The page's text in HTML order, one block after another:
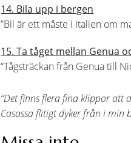
14. Bila upp i bergen
”Bil är ett måste i Italien om
15. Ta tåget mellan Genua
“Tågsträckan från Genua till
“Det finns flera fina klippor att
Casassa flitigt dyker från i min